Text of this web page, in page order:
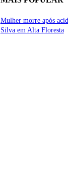
Mulher morre após
Silva em Alta Floresta